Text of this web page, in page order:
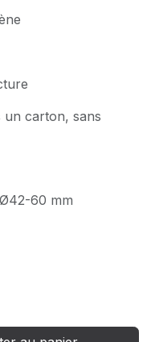
un carton, sans
60 mm